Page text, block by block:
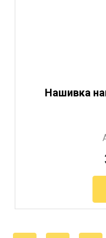
Нашивка